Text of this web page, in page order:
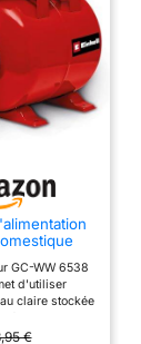
au
de
GC-WW 6538
d'utiliser
claire stockée
ou puits pour
€